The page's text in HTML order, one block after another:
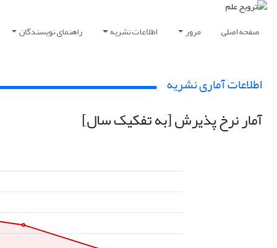
صفحه اصلی مرور اطلاعات نشریه راهنمای نویسندگان
اطلاعات آماری نشریه
آمار نرخ پذیرش [به تفکیک سال]